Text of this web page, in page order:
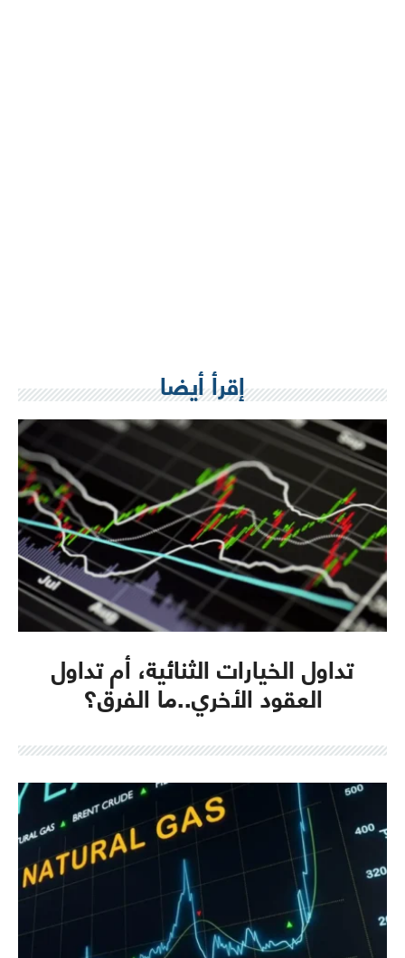
إقرأ أيضا
تداول الخيارات الثنائية، أم تداول
العقود الأخري..ما الفرق؟